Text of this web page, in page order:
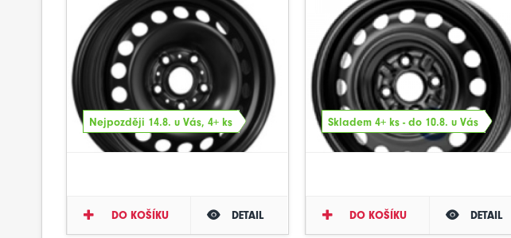
Nejpozději 14.8. u Vás, 4+ ks
DO KOŠÍKU DETAIL
Skladem 4+ ks - do 10.8. u Vás
DO KOŠÍKU DETAIL